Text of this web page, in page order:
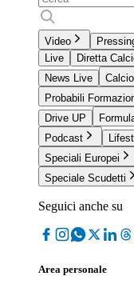
Video
Live
Diretta
News Live
Calcio
Probabili
Drive UP
Podcast
Speciali Europei
Speciale Scudetti
Seguici anche su
Area personale